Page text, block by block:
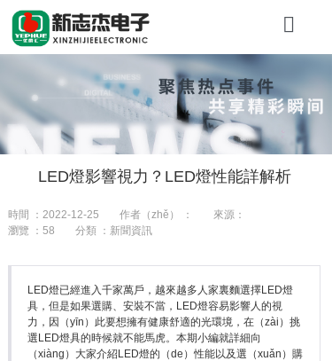
關於
產品
聯（
LED燈影響視力？LED燈性能詳解析
時間 ：2022-12-25 作者（zhě） ：
來源：
瀏覽 ：58 分類 ：新聞資訊
LED燈已經進入千家萬戶，越來越多人家裏麵選擇LED燈
具，但是如果選購、安裝不當，LED燈容易影響人的視
力，因（yīn）此要想擁有健康舒適的光環境，在（zài）挑
選LED燈具的時候就不能馬虎。本期小編就詳細向
（xiàng）大家介紹LED燈的（de）性能以及選（xuǎn）購